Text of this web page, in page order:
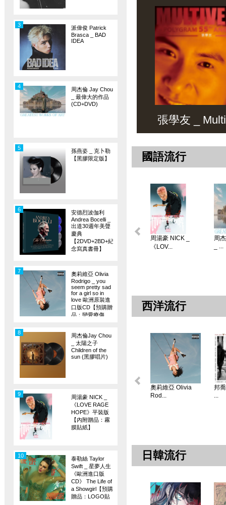
派偉俊 Patrick
Brasca _ BAD
IDEA
3
周杰倫 Jay Chou
_ 最偉大的作品
(CD+DVD)
4
孫燕姿 _ 克卜勒
【黑膠限定版】
5
安德烈波伽利
Andrea Bocelli _
出道30週年美聲
慶典
【2DVD+2BD+紀
念寫真書冊】
6
奧莉維亞 Olivia
Rodrigo _ you
seem pretty sad
for a girl so in
love 歐洲原裝進
口版CD【預購贈
品：戀愛療傷
7
周杰倫Jay Chou
_ 太陽之子
Children of the
sun (黑膠唱片)
8
周湯豪 NICK _
《LOVE RAGE
HOPE》平裝版
【內附贈品：霧
膜貼紙】
9
泰勒絲 Taylor
Swift _ 星夢人生
《歐洲進口版
CD》 The Life of
a Showgirl【預購
贈品：LOGO貼
10
張學友 _
國語流行
周湯豪 NICK _
《LOV...
周
_ ...
西洋流行
奧莉維亞 Olivia
Rod...
邦
...
日韓流行